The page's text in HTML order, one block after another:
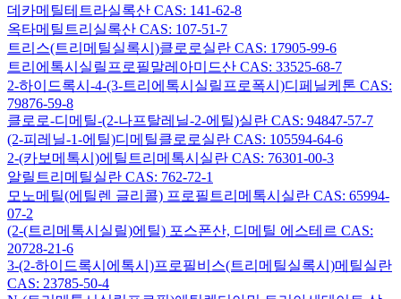
데카메틸테트라실록산 CAS: 141-62-8
옥타메틸트리실록산 CAS: 107-51-7
트리스(트리메틸실록시)클로로실란 CAS: 17905-99-6
트리에톡시실릴프로필말레아미드산 CAS: 33525-68-7
2-하이드록시-4-(3-트리에톡시실릴프로폭시)디페닐케톤 CAS:
79876-59-8
클로로-디메틸-(2-나프탈레닐-2-에틸)실란 CAS: 94847-57-7
(2-피레닐-1-에틸)디메틸클로로실란 CAS: 105594-64-6
2-(카보메톡시)에틸트리메톡시실란 CAS: 76301-00-3
알릴트리메틸실란 CAS: 762-72-1
모노메틸(에틸렌 글리콜) 프로필트리메톡시실란 CAS: 65994-
07-2
(2-(트리메톡시실릴)에틸) 포스폰산, 디메틸 에스테르 CAS:
20728-21-6
3-(2-하이드록시에톡시)프로필비스(트리메틸실록시)메틸실란
CAS: 23785-50-4